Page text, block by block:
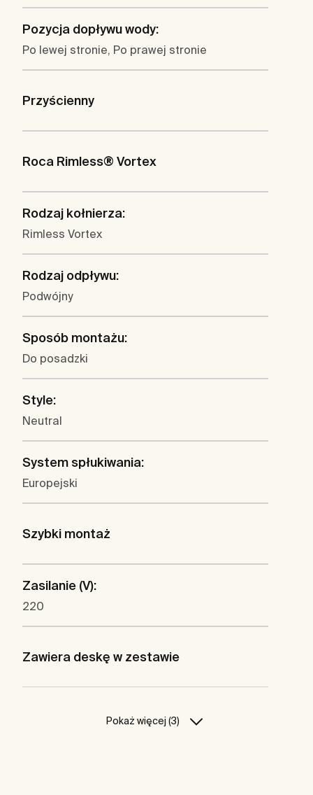
Pozycja dopływu wody:
Po lewej stronie, Po prawej stronie
Przyścienny
Roca Rimless® Vortex
Rodzaj kołnierza:
Rimless Vortex
Rodzaj odpływu:
Podwójny
Sposób montażu:
Do posadzki
Style:
Neutral
System spłukiwania:
Europejski
Szybki montaż
Zasilanie (V):
220
Zawiera deskę w zestawie
Pokaż więcej (3)